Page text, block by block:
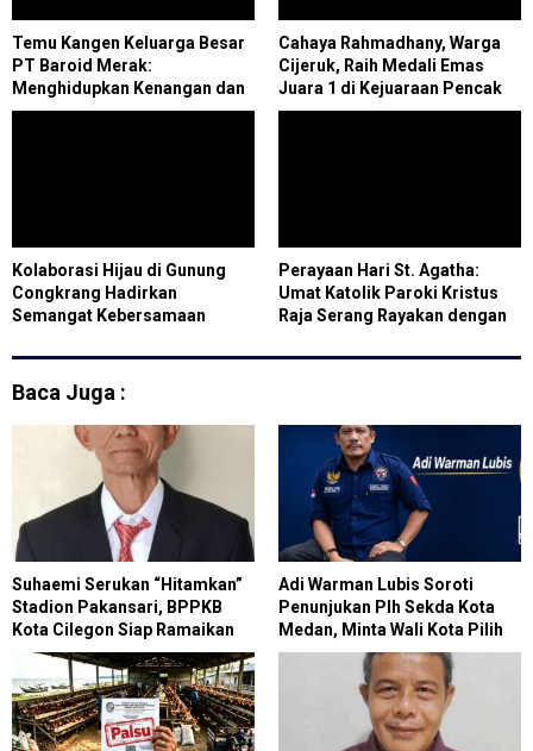
Temu Kangen Keluarga Besar
PT Baroid Merak:
Menghidupkan Kenangan dan
Memperkuat Silaturahmi
Cahaya Rahmadhany, Warga
Cijeruk, Raih Medali Emas
Juara 1 di Kejuaraan Pencak
Silat Tingkat Nasional
Kolaborasi Hijau di Gunung
Congkrang Hadirkan
Semangat Kebersamaan
Perayaan Hari St. Agatha:
Umat Katolik Paroki Kristus
Raja Serang Rayakan dengan
Baca Juga :
Suhaemi Serukan “Hitamkan”
Stadion Pakansari, BPPKB
Kota Cilegon Siap Ramaikan
Milad ke-28
Adi Warman Lubis Soroti
Penunjukan Plh Sekda Kota
Medan, Minta Wali Kota Pilih
Figur yang Tepat